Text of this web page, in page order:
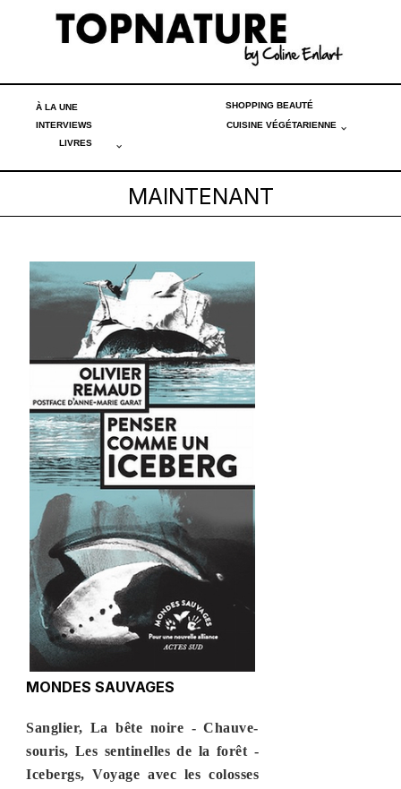
À LA UNE SHOPPING BEAUTÉ
INTERVIEWS
CUISINE VÉGÉTARIENNE
LIVRES
MAINTENANT
MONDES SAUVAGES
Sanglier, La bête noire - Chauve-
souris, Les sentinelles de la forêt -
Icebergs, Voyage avec les colosses